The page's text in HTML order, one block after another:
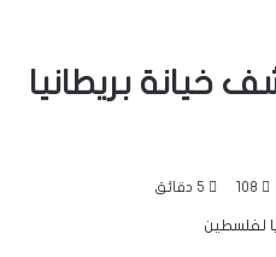
خيانة بريطانيا
108